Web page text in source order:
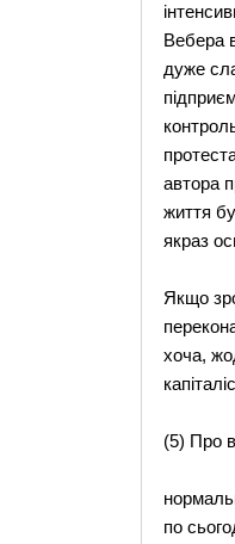
Вебера
дуже
автора
життя
якраз
Якщо
хоча,
(5) Про
по